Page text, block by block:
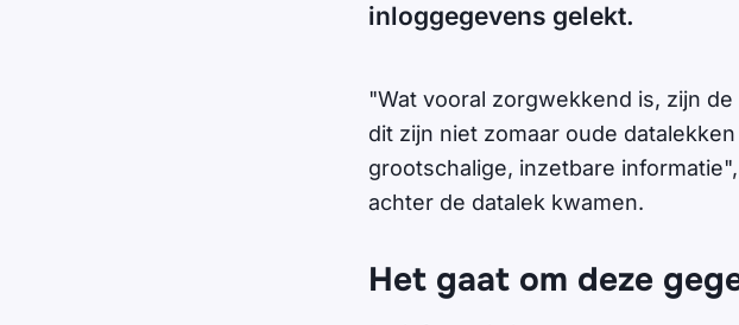
inloggegevens gelekt.
"Wat vooral zorgwekkend is, zijn
dit zijn niet zomaar oude
grootschalige, inzetbare
achter de datalek kwamen.
Het gaat om deze